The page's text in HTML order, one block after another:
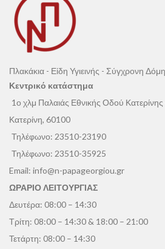
Πλακάκια - Είδη Υγιεινής - Σύγχρονη
Κεντρικό κατάστημα
1ο χλμ Παλαιάς Εθνικής Οδού
Κατερίνη, 60100
Τηλέφωνο: 23510-23190
Τηλέφωνο: 23510-35925
Email: info@n-papageorgiou.gr
ΩΡΑΡΙΟ ΛΕΙΤΟΥΡΓΙΑΣ
Δευτέρα: 08:00 – 14:30
Τρίτη: 08:00 – 14:30 & 18:00 – 21:00
Τετάρτη: 08:00 – 14:30